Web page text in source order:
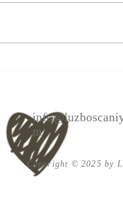
m
Copyright © 2025 by